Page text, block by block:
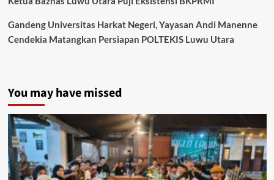
Gandeng Universitas Harkat Negeri, Yayasan Andi Manenne
Cendekia Matangkan Persiapan POLTEKIS Luwu Utara
You may have missed